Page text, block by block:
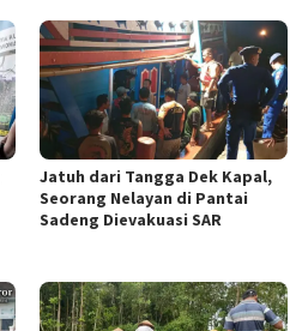
Jatuh dari Tangga Dek Kapal,
Seorang Nelayan di Pantai
Sadeng Dievakuasi SAR